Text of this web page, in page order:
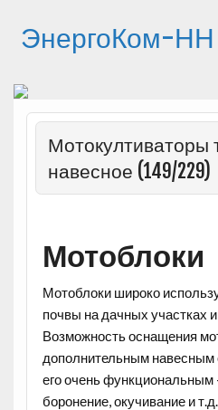
ЭнергоКом-НН
Мотокултиваторы
навесное (149/229)
Мотоблоки
Мотоблоки широко
почвы на дачных участках
Возможность оснащения
дополнительным навесным
его очень функциональным
боронение, окучивание и